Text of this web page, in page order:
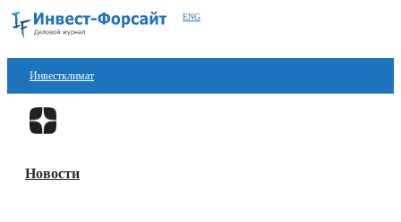
ENG
Инвестклимат
Финансы
Блокчейн
Новости